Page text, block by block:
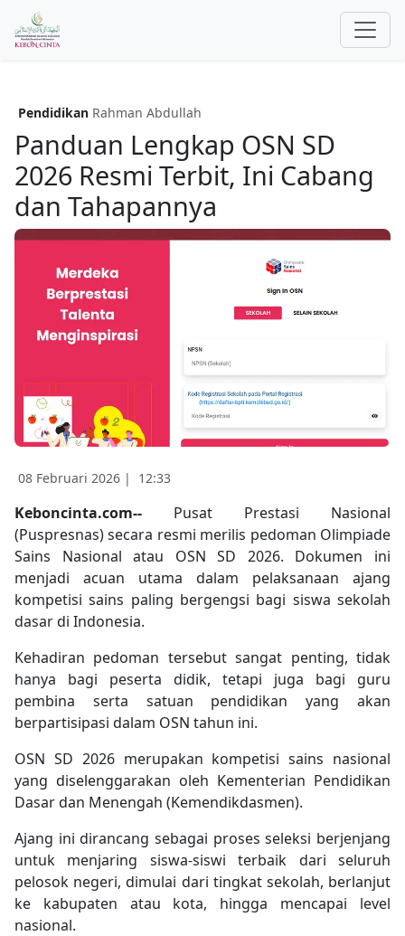
Pendidikan Rahman Abdullah
Panduan Lengkap OSN SD
2026 Resmi Terbit, Ini Cabang
dan Tahapannya
08 Februari 2026 | 12:33
Keboncinta.com-- Pusat Prestasi Nasional
(Puspresnas) secara resmi merilis pedoman Olimpiade
Sains Nasional atau OSN SD 2026. Dokumen ini
menjadi acuan utama dalam pelaksanaan ajang
kompetisi sains paling bergengsi bagi siswa sekolah
dasar di Indonesia.
Kehadiran pedoman tersebut sangat penting, tidak
hanya bagi peserta didik, tetapi juga bagi guru
pembina serta satuan pendidikan yang akan
berpartisipasi dalam OSN tahun ini.
OSN SD 2026 merupakan kompetisi sains nasional
yang diselenggarakan oleh Kementerian Pendidikan
Dasar dan Menengah (Kemendikdasmen).
Ajang ini dirancang sebagai proses seleksi berjenjang
untuk menjaring siswa-siswi terbaik dari seluruh
pelosok negeri, dimulai dari tingkat sekolah, berlanjut
ke kabupaten atau kota, hingga mencapai level
nasional.